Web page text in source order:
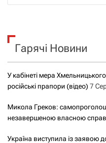
к
Гарячі Новини
У кабінеті мера
російські прапори (відео) 7
Микола Греков:
незавершеною власною
Україна виступила із заявою